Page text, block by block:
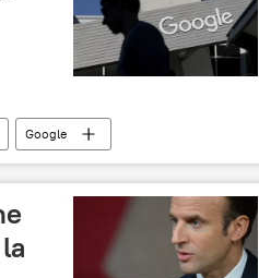
Google